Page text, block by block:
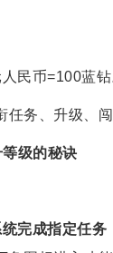
民币=100蓝钻
任务、升级、
级的秘诀
完成指定任务